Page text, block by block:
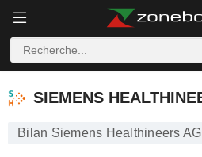
SIEMENS HEALTHINEERS AG
SIEMENS
Bilan Siemens Healthineers AG